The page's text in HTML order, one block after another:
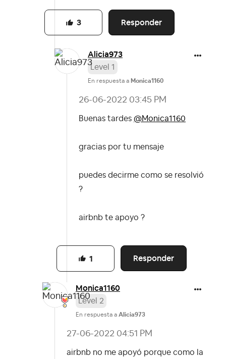
Responder
3
Alicia973
Level 1
En respuesta a Monica1160
‎26-06-2022 03:45 PM
Buenas tardes @Monica1160
gracias por tu mensaje
puedes decirme como se resolvió
?
airbnb te apoyo ?
Responder
1
Monica1160
Level 2
En respuesta a Alicia973
‎27-06-2022 04:51 PM
airbnb no me apoyó porque como la